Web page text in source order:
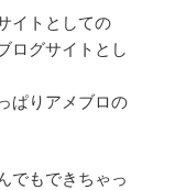
イトとしての
ログサイトとし
ぱりアメブロの
でもできちゃっ